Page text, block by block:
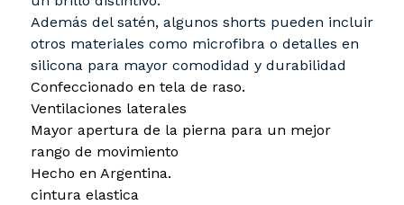
Además del satén, algunos shorts pueden incluir
otros materiales como microfibra o detalles en
silicona para mayor comodidad y durabilidad
Confeccionado en tela de raso.
Ventilaciones laterales
Mayor apertura de la pierna para un mejor
rango de movimiento
Hecho en Argentina.
cintura elastica